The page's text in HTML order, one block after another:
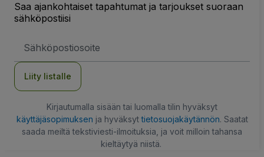
Saa ajankohtaiset tapahtumat ja tarjoukset suoraan
sähköpostiisi
Liity listalle
Kirjautumalla sisään tai luomalla tilin hyväksyt
käyttäjäsopimuksen ja hyväksyttietosuojakäytännön. Saatat
saada meiltä tekstiviesti-ilmoituksia, ja voit milloin tahansa
kieltäytyä niistä.